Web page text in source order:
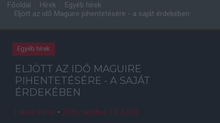
Főoldal Hírek
Egyéb hírek
Eljött az idő Maguire pihentetésére - a saját érdekében
Egyéb hírek
ELJÖTT AZ IDŐ MAGUIRE
PIHENTETÉSÉRE - A SAJÁT
ÉRDEKÉBEN
Lakner Péter • 2020. október. 15. 17:00